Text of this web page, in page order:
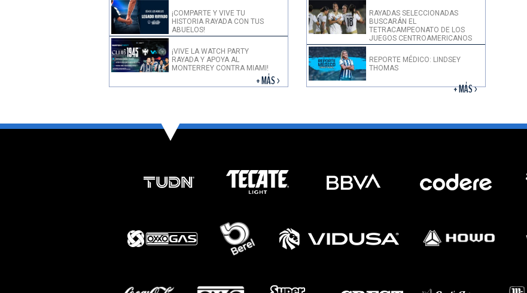
¡COMPARTE Y VIVE TU
HISTORIA RAYADA CON TUS
ABUELOS!
¡VIVE LA WATCH PARTY
RAYADA Y APOYA AL
MONTERREY CONTRA MIAMI!
+ MÁS >
RAYADAS SELECCIONADAS
BUSCARÁN EL
TETRACAMPEONATO DE LOS
JUEGOS CENTROAMERICANOS
REPORTE MÉDICO: LINDSEY
THOMAS
+ MÁS >